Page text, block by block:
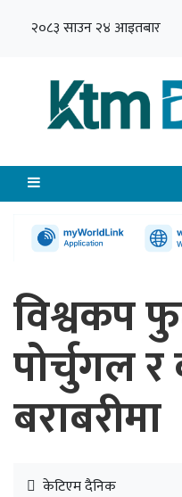
२०८३ साउन २४ आइतबार
विश्वकप
पोर्चुगल
बराबरीमा
केटिएम दैनिक